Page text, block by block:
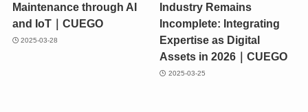
Maintenance through AI
and IoT｜CUEGO
2025-03-28
Industry Remains
Incomplete: Integrating
Expertise as Digital
Assets in 2026｜CUEGO
2025-03-25